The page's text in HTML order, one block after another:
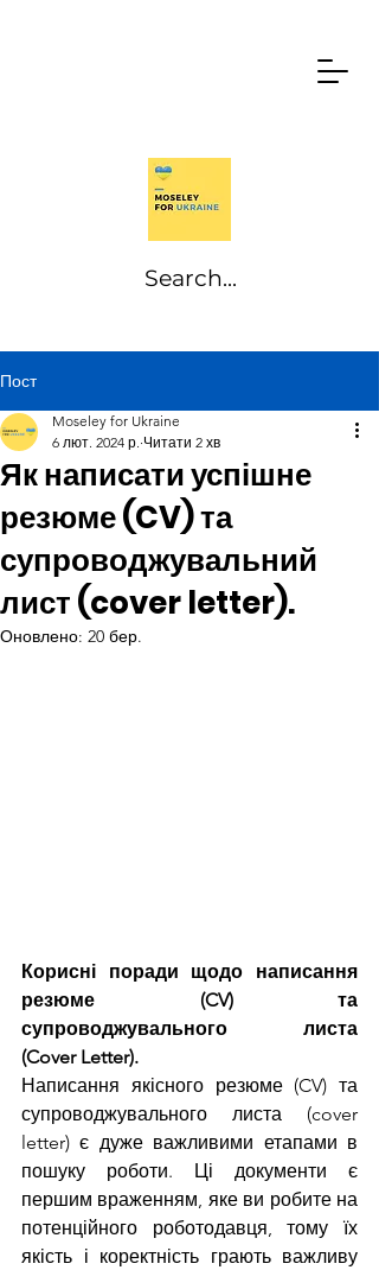
Пост
Як написати успішне
резюме (CV) та
супроводжувальний
лист (cover letter).
Moseley for Ukraine
6 лют. 2024 р. Читати 2 хв
Оновлено: 20 бер.
Корисні поради щодо написання
резюме (CV) та
супроводжувального листа
(Cover Letter).
Написання якісного резюме (CV) та
супроводжувального листа (cover
letter) є дуже важливими етапами в
пошуку роботи. Ці документи є
першим враженням, яке ви робите на
потенційного роботодавця, тому їх
якість і коректність грають важливу